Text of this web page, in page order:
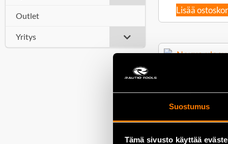
Suostumus
Tämä sivusto käyttää
Outlet
Yritys
Lisää
Nexus ulosvedin
jalkainen 40 mm –
61,00€